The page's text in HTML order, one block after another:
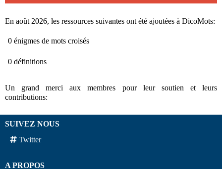
En août 2026, les ressources suivantes ont été ajoutées à DicoMots:
0 énigmes de mots croisés
0 définitions
Un grand merci aux membres pour leur soutien et leurs
contributions:
SUIVEZ NOUS
Twitter
A PROPOS